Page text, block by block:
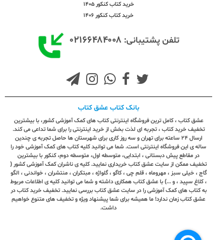
خرید کتاب کنکور 1405
خرید کتاب کنکور 1406
تلفن پشتیبانی: ۰۲۱۶۶۴۸۴۰۰۸
بانک کتاب عشق کتاب
عشق کتاب ، کامل ترین فروشگاه اینترنتی کتاب های کمک آموزشی کشور، با بیشترین
تخفیف خرید کتاب ، تجربه ای لذت بخش از خرید اینترنتی را برای شما تداعی می کند.
ارسال ٢٤ ساعته برای تهران و سه روز کاری برای شهرستان ها حاصل تجربه ی چندین
ساله ی این فروشگاه اینترنتی است. شما می توانید کلیه کتاب های کمک آموزشی خود را
در مقاطع پیش دبستانی ، ابتدایی، متوسطه اول، متوسطه دوم، کنکور با بیشترین
تخفیف ممکن از سایت عشق کتاب خریداری نمایید. کلیه ی ناشران کمک آموزشی کشور (
گاج ، خیلی سبز ، مهروماه ، قلم چی ، کاگو ، گلواژه ، مبتکران ، منتشران ، خواندنی ، الگو
، کلاغ سپید ، و ...) با عشق کتاب همکاری داشته و شما می توانید کلیه ی اطلاعات مربوط
به کتاب های کمک آموزشی را در سایت عشق کتاب بررسی نمایید. تخفیف خرید کتاب در
عشق کتاب زمان ندارد! ما همیشه برای شما پیشنهاد ویژه و تخفیف های متنوع خواهیم
داشت.